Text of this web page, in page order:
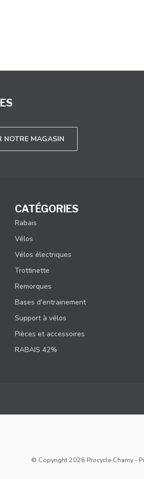
NOTRE MAGASIN
CATÉGORIES
Rabais
Vélos
Vélos électriques
Trottinette
Remorques
Bases d'entrainement
Support à vélos
Pièces et accessoires
RABAIS 42%
© Copyright 2026 Procycle Charny -